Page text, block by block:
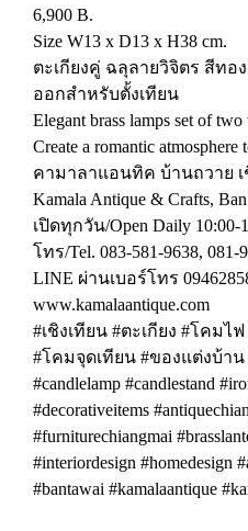
6,900 B.
Size W13 x D13 x H38 cm.
ตะเกียงคู่ ฉลุลายวิจิตร สีทอ
ออกสำหรับตั้งเทียน
Elegant brass lamps set of
Create a romantic atmosphere
คามาลาแอนทิค บ้านถวาย เ
Kamala Antique & Crafts,
เปิดทุกวัน/Open Daily 10:00-
โทร/Tel. 083-581-9638, 081-
LINE ผ่านเบอร์โทร
www.kamalaantique.com
#เชิงเทียน #ตะเกียง #โคม
#โคมจุดเทียน #ของแต่งบ้า
#candlelamp #candlestand
#decorativeitems
#furniturechiangmai
#interiordesign #homedesign
#bantawai #kamalaantique